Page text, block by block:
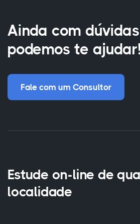
Ainda com
podemos te
Fale com um Consultor
Estude on-line de
localidade